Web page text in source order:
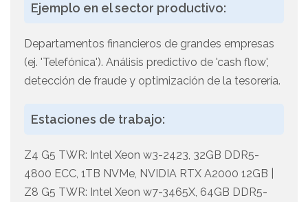
Ejemplo en el sector productivo:
Departamentos financieros de grandes empresas
(ej. 'Telefónica'). Análisis predictivo de 'cash flow',
detección de fraude y optimización de la tesorería.
Estaciones de trabajo:
Z4 G5 TWR: Intel Xeon w3-2423, 32GB DDR5-
4800 ECC, 1TB NVMe, NVIDIA RTX A2000 12GB |
Z8 G5 TWR: Intel Xeon w7-3465X, 64GB DDR5-